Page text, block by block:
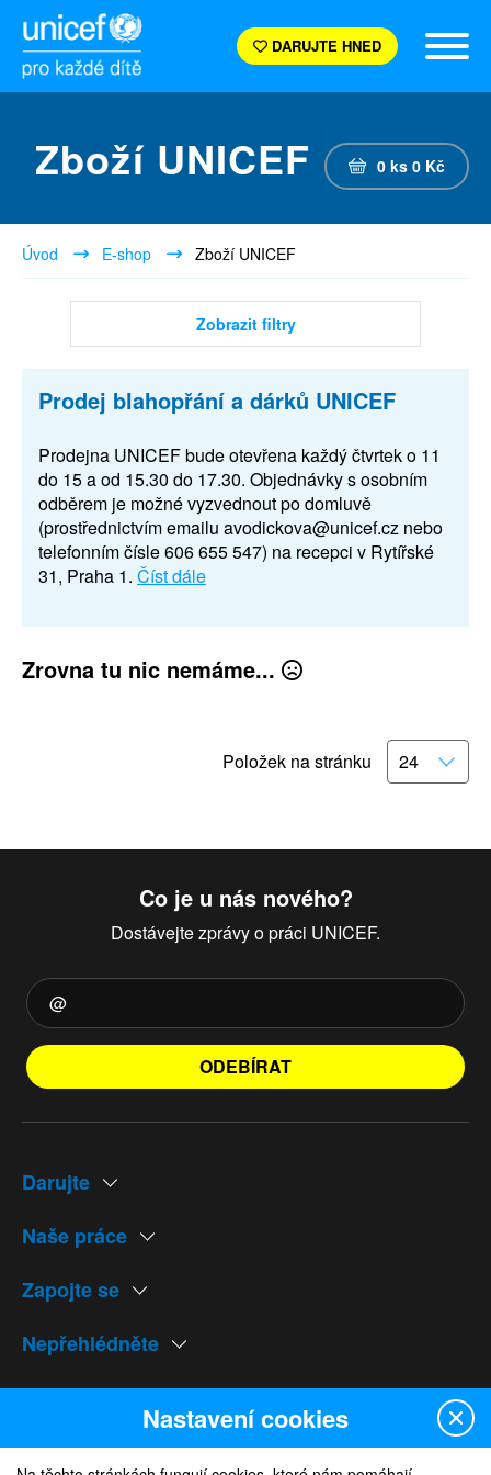
DARUJTE HNED
Zboží UNICEF 0 ks 0 Kč
Úvod E-shop Zboží UNICEF
Zobrazit filtry
Prodej blahopřání a dárků UNICEF
Prodejna UNICEF bude otevřena každý čtvrtek o 11
do 15 a od 15.30 do 17.30. Objednávky s osobním
odběrem je možné vyzvednout po domluvě
(prostřednictvím emailu avodickova@unicef.cz nebo
telefonním čísle 606 655 547) na recepci v Rytířské
31, Praha 1. Číst dále
Zrovna tu nic nemáme...
Položek na stránku
Co je u nás nového?
Dostávejte zprávy o práci UNICEF.
ODEBÍRAT
Darujte
Naše práce
Zapojte se
Nepřehlédněte
Naše weby
Nastavení cookies